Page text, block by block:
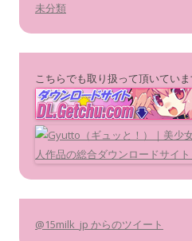
未分類
こちらでも取り扱って頂いていま
@15milk_jp からのツイート